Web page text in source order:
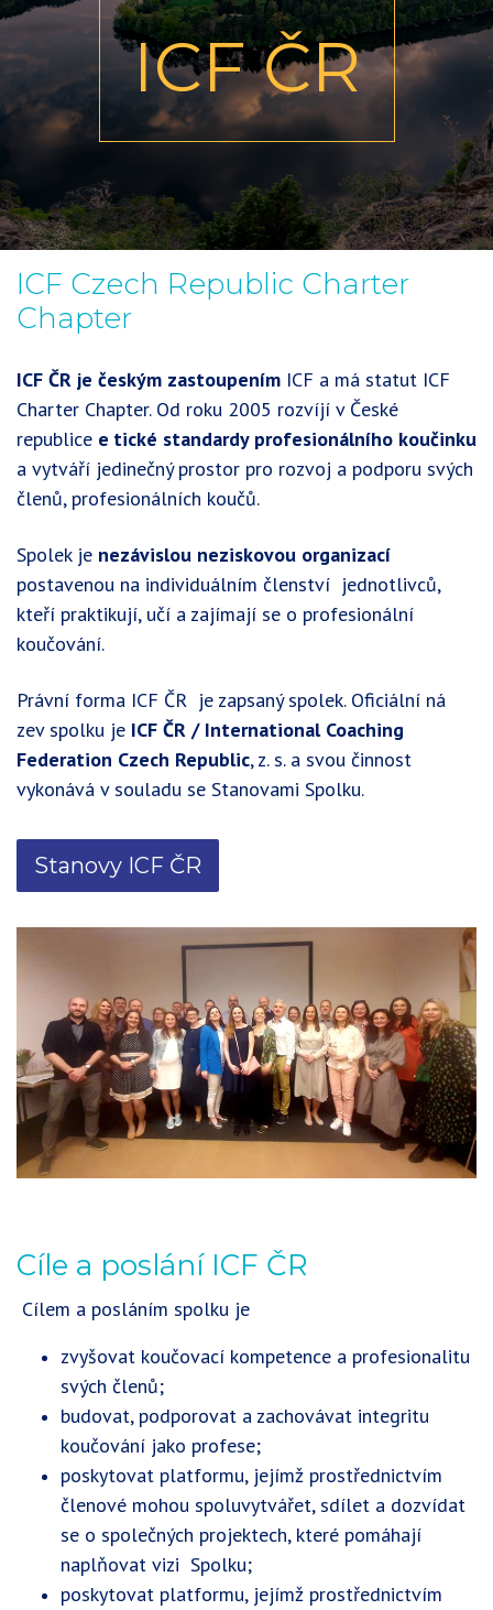
ICF ČR
ICF Czech Republic Charter
Chapter
ICF ČR je českým zastoupením ICF a má statut ICF
Charter Chapter. Od roku 2005 rozvíjí v České
republice e tické standardy profesionálního koučinku
a vytváří jedinečný prostor pro rozvoj a podporu svých
členů, profesionálních koučů.
Spolek je nezávislou neziskovou organizací
postavenou na individuálním členství jednotlivců,
kteří praktikují, učí a zajímají se o profesionální
koučování.
Právní forma ICF ČR je zapsaný spolek. Oficiální ná
zev spolku je ICF ČR / International Coaching
Federation Czech Republic, z. s. a svou činnost
vykonává v souladu se Stanovami Spolku.
Stanovy ICF ČR
Cíle a poslání ICF ČR
Cílem a posláním spolku je
zvyšovat koučovací kompetence a profesionalitu
svých členů;
budovat, podporovat a zachovávat integritu
koučování jako profese;
poskytovat platformu, jejímž prostřednictvím
členové mohou spoluvytvářet, sdílet a dozvídat
se o společných projektech, které pomáhají
naplňovat vizi Spolku;
poskytovat platformu, jejímž prostřednictvím